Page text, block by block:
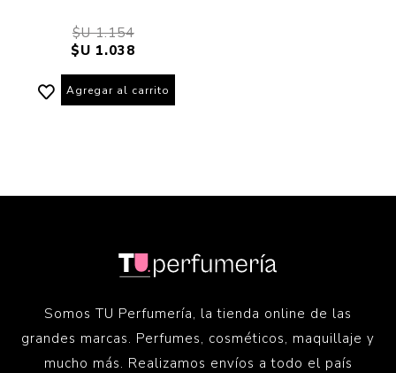
$U 1.154
$U 1.038
Agregar al carrito
Somos TU Perfumería, la tienda online de las
grandes marcas. Perfumes, cosméticos, maquillaje y
mucho más. Realizamos envíos a todo el país